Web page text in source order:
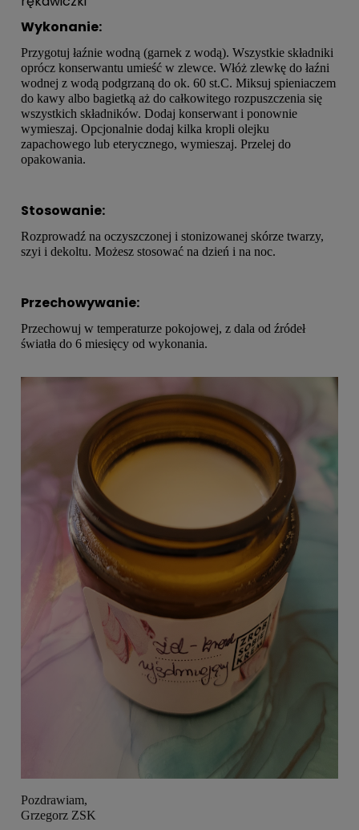
Wykonanie:
Przygotuj łaźnie wodną (garnek z wodą). Wszystkie składniki
oprócz konserwantu umieść w zlewce. Włóż zlewkę do łaźni
wodnej z wodą podgrzaną do ok. 60 st.C. Miksuj spieniaczem
do kawy albo bagietką aż do całkowitego rozpuszczenia się
wszystkich składników. Dodaj konserwant i ponownie
wymieszaj. Opcjonalnie dodaj kilka kropli olejku
zapachowego lub eterycznego, wymieszaj. Przelej do
opakowania.
Stosowanie:
Rozprowadź na oczyszczonej i stonizowanej skórze twarzy,
szyi i dekoltu. Możesz stosować na dzień i na noc.
Przechowywanie:
Przechowuj w temperaturze pokojowej, z dala od źródeł
światła do 6 miesięcy od wykonania.
Pozdrawiam,
Grzegorz ZSK